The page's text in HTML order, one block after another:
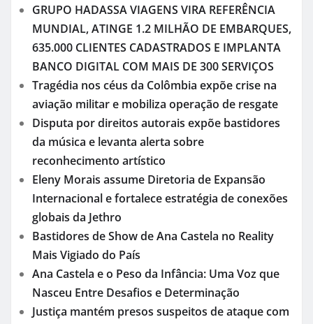
GRUPO HADASSA VIAGENS VIRA REFERÊNCIA
MUNDIAL, ATINGE 1.2 MILHÃO DE EMBARQUES,
635.000 CLIENTES CADASTRADOS E IMPLANTA
BANCO DIGITAL COM MAIS DE 300 SERVIÇOS
Tragédia nos céus da Colômbia expõe crise na
aviação militar e mobiliza operação de resgate
Disputa por direitos autorais expõe bastidores
da música e levanta alerta sobre
reconhecimento artístico
Eleny Morais assume Diretoria de Expansão
Internacional e fortalece estratégia de conexões
globais da Jethro
Bastidores de Show de Ana Castela no Reality
Mais Vigiado do País
Ana Castela e o Peso da Infância: Uma Voz que
Nasceu Entre Desafios e Determinação
Justiça mantém presos suspeitos de ataque com